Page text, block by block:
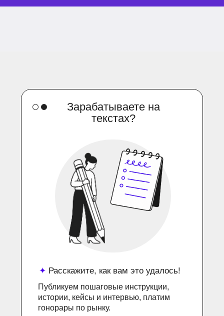
Зарабатываете на
текстах?
✦ Расскажите, как вам это удалось!
Публикуем пошаговые инструкции,
истории, кейсы и интервью, платим
гонорары по рынку.